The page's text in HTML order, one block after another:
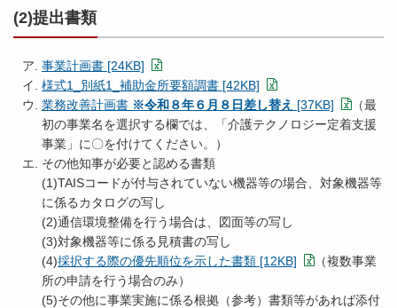
(2)提出書類
事業計画書 [24KB]
様式1_別紙1_補助金所要額調書 [42KB]
業務改善計画書 ※令和８年６月８日差し替え [37KB]
（最
初の事業名を選択する欄では、「介護テクノロジー定着支援
事業」に〇を付けてください。）
その他知事が必要と認める書類
(1)TAISコードが付与されていない機器等の場合、対象機器等
に係るカタログの写し
(2)通信環境整備を行う場合は、図面等の写し
(3)対象機器等に係る見積書の写し
(4)採択する際の優先順位を示した書類 [12KB]
（複数事業
所の申請を行う場合のみ）
(5)その他に事業実施に係る根拠（参考）書類等があれば添付